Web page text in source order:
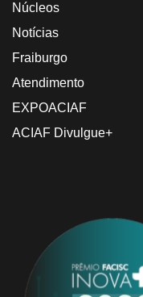
Núcleos
Notícias
Fraiburgo
Atendimento
EXPOACIAF
ACIAF Divulgue+